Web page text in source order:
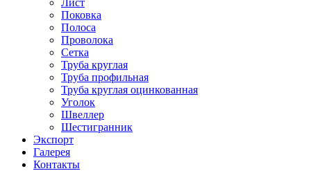
Лист
Поковка
Полоса
Проволока
Сетка
Труба круглая
Труба профильная
Труба круглая оцинкованная
Уголок
Швеллер
Шестигранник
Экспорт
Галерея
Контакты